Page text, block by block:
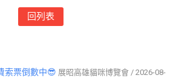
回列表
索票倒數中😎 展昭高雄貓咪博覽會 / 2026-08-